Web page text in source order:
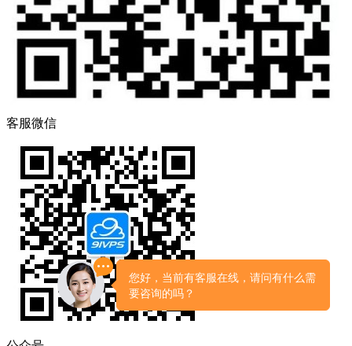
客服微信